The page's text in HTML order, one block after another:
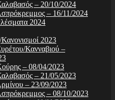
– 20/10/2024
– 16/11/2024
2024
2023
Κανναβιού –
– 08/04/2023
– 21/05/2023
– 23/09/2023
– 08/10/2023